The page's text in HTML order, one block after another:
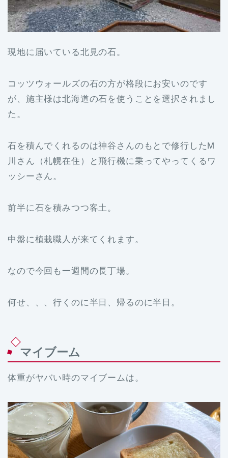
現地に届いている北見の石。
コッツウォールズの石の方が格段にお安いのです
が、施主様は北海道の石を使うことを選択されまし
た。
石を積んでくれるのは神谷さんのもとで修行したM
川さん（札幌在住）と飛行機に乗ってやってくるワ
ッシーさん。
前半に石を積みつつ客土。
中盤に植栽職人が来てくれます。
なので今回も一週間の長丁場。
何せ、、、行くのに半日、帰るのに半日。
マイブーム
体重がヤバい時のマイブームは。